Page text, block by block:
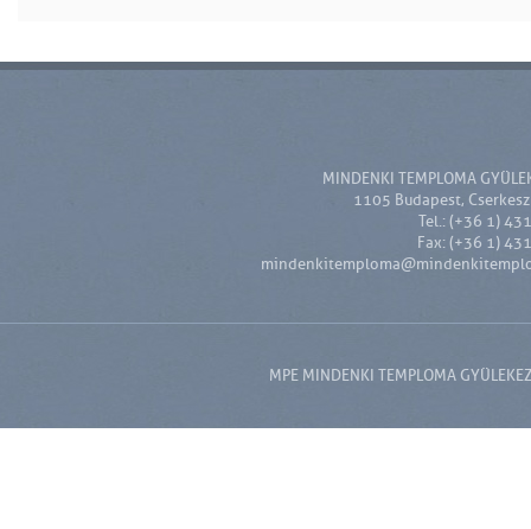
MINDENKI TEMPLOMA
1105 Budapest,
Tel.: (+36 1)
Fax: (+36 1)
MPE MINDENKI TEMPLOMA